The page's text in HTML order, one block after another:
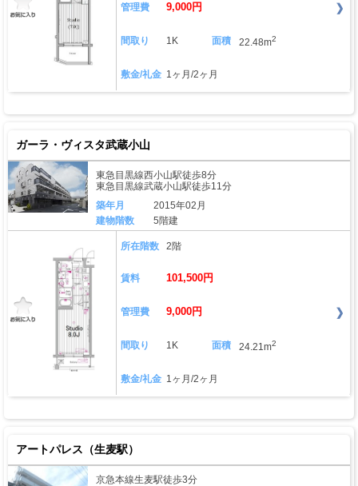
管理費 9,000円
間取り 1K 面積 22.48m2
敷金/礼金 1ヶ月/2ヶ月
ガーラ・ヴィスタ武蔵小山
東急目黒線西小山駅徒歩8分
東急目黒線武蔵小山駅徒歩11分
築年月
2015年02月
建物階数
5階建
所在階数 2階
賃料 101,500円
管理費 9,000円
間取り 1K 面積 24.21m2
敷金/礼金 1ヶ月/2ヶ月
アートパレス（生麦駅）
京急本線生麦駅徒歩3分